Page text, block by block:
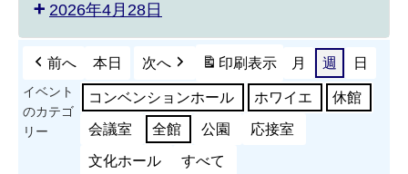
2026年4月28日
前へ 本日 次へ 印刷表示 月 週 日
イベント
のカテゴ
リー
コンベンションホール ホワイエ 休館
会議室 全館 公園 応接室
文化ホール すべて